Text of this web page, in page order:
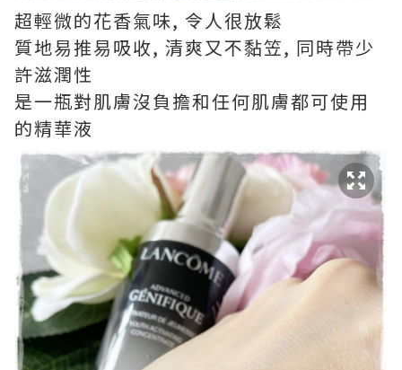
超輕微的花香氣味, 令人很放鬆
質地易推易吸收, 清爽又不黏笠, 同時帶少
許滋潤性
是一瓶對肌膚沒負擔和任何肌膚都可使用
的精華液